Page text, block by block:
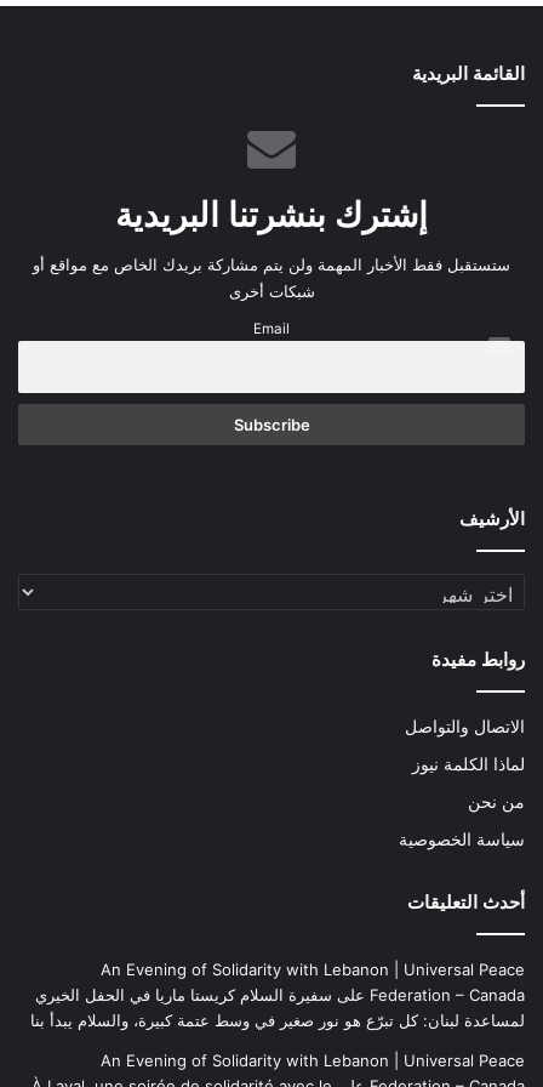
القائمة البريدية
إشترك بنشرتنا البريدية
ستستقبل فقط الأخبار المهمة ولن يتم مشاركة بريدك الخاص مع مواقع أو
شبكات أخرى
Email
الأرشيف
الأرشيف
روابط مفيدة
الاتصال والتواصل
لماذا الكلمة نيوز
من نحن
سياسة الخصوصية
أحدث التعليقات
An Evening of Solidarity with Lebanon | Universal Peace
Federation – Canada على سفيرة السلام كريستا ماريا في الحفل الخيري
لمساعدة لبنان: كل تبرّع هو نور صغير في وسط عتمة كبيرة، والسلام يبدأ بنا
An Evening of Solidarity with Lebanon | Universal Peace